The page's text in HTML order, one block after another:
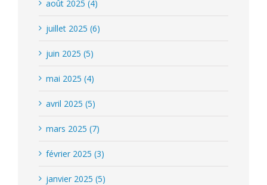
août 2025 (4)
juillet 2025 (6)
juin 2025 (5)
mai 2025 (4)
avril 2025 (5)
mars 2025 (7)
février 2025 (3)
janvier 2025 (5)